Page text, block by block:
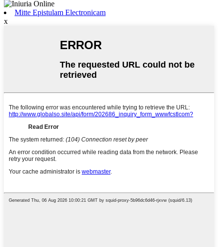
Mitte Epistulam Electronicam
x